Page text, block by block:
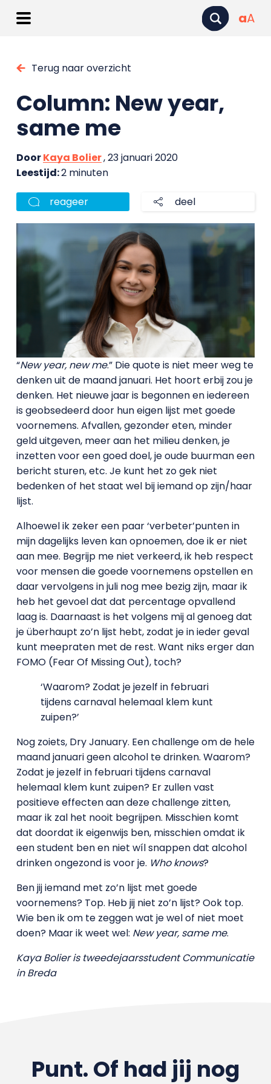
aA
Terug naar overzicht
Column: New year,
same me
DoorKaya Bolier, 23 januari 2020
Leestijd:2 minuten
reageer deel
“New year, new me.” Die quote is niet meer weg te
denken uit de maand januari. Het hoort erbij zou je
denken. Het nieuwe jaar is begonnen en iedereen
is geobsedeerd door hun eigen lijst met goede
voornemens. Afvallen, gezonder eten, minder
geld uitgeven, meer aan het milieu denken, je
inzetten voor een goed doel, je oude buurman een
bericht sturen, etc. Je kunt het zo gek niet
bedenken of het staat wel bij iemand op zijn/haar
lijst.
Alhoewel ik zeker een paar ‘verbeter’punten in
mijn dagelijks leven kan opnoemen, doe ik er niet
aan mee. Begrijp me niet verkeerd, ik heb respect
voor mensen die goede voornemens opstellen en
daar vervolgens in juli nog mee bezig zijn, maar ik
heb het gevoel dat dat percentage opvallend
laag is. Daarnaast is het volgens mij al genoeg dat
je überhaupt zo’n lijst hebt, zodat je in ieder geval
kunt meepraten met de rest. Want niks erger dan
FOMO (Fear Of Missing Out), toch?
‘Waarom? Zodat je jezelf in februari
tijdens carnaval helemaal klem kunt
zuipen?’
Nog zoiets, Dry January. Een challenge om de hele
maand januari geen alcohol te drinken. Waarom?
Zodat je jezelf in februari tijdens carnaval
helemaal klem kunt zuipen? Er zullen vast
positieve effecten aan deze challenge zitten,
maar ik zal het nooit begrijpen. Misschien komt
dat doordat ik eigenwijs ben, misschien omdat ik
een student ben en niet wíl snappen dat alcohol
drinken ongezond is voor je. Who knows?
Ben jij iemand met zo’n lijst met goede
voornemens? Top. Heb jij niet zo’n lijst? Ook top.
Wie ben ik om te zeggen wat je wel of niet moet
doen? Maar ik weet wel: New year, same me.
Kaya Bolier is tweedejaarsstudent Communicatie
in Breda
Punt. Of had jij nog